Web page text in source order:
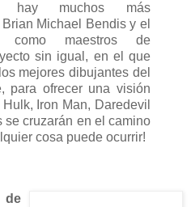
hay muchos más
Michael Bendis y el
como maestros de
sin igual, en el que
mejores dibujantes del
para ofrecer una visión
Iron Man, Daredevil
se cruzarán en el camino
cosa puede ocurrir!
de